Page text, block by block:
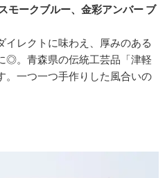
モークブルー、金彩アンバー ブ
イレクトに味わえ、厚みのある
◎。青森県の伝統工芸品「津軽
。一つ一つ手作りした風合いの